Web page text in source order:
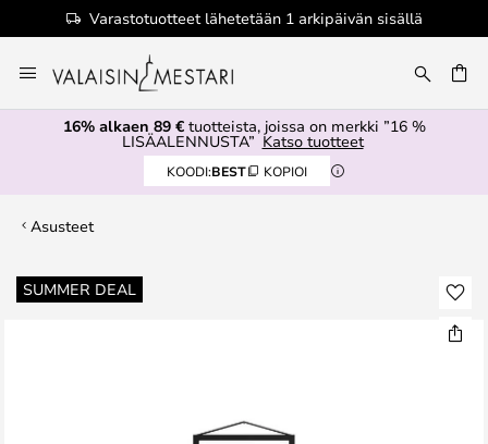
Varastotuotteet lähetetään 1 arkipäivän sisällä
to
Content
16% alkaen 89 €tuotteista, joissa on merkki ”16 %
LISÄALENNUSTA” Katso tuotteet
KOODI:BEST KOPIOI
Asusteet
SUMMER DEAL
Skip
to